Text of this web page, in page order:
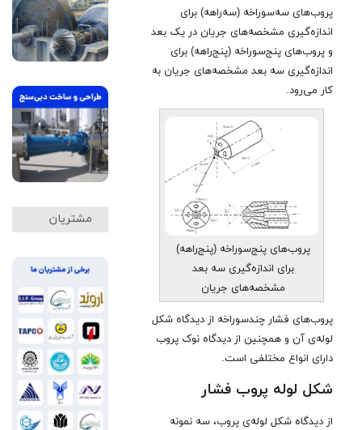
پروب‌های سه‌سوراخه (سه‌راهه) برای
اندازه‌گیری مشخصه‌های جریان در یک بعد
و پروب‌های پنج‌سوراخه (پنج‌راهه) برای
اندازه‌گیری سه بعد مشخصه‌های جریان به
کار می‌رود.
پروب‌های پنج‌سوراخه (پنج‌راهه)
برای اندازه‌گیری سه‌ بعد
مشخصه‌های جریان
پروب‌های فشار چندسوراخه از دیدگاه شکل
لوله‌ی آن و همچنین از دیدگاه نوک پروب
دارای انواع مختلفی است.
شکل لوله پروب فشار
از دیدگاه شکل لوله‌ی پروب، سه نمونه
مشتریان